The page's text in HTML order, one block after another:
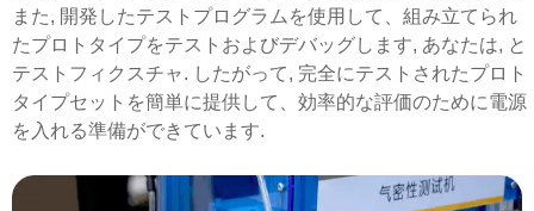
また, 開発したテストプログラムを使用して、組み立てられ
たプロトタイプをテストおよびデバッグします, あなたは, と
テストフィクスチャ. したがって, 完全にテストされたプロト
タイプセットを簡単に提供して、効率的な評価のために電源
を入れる準備ができています.